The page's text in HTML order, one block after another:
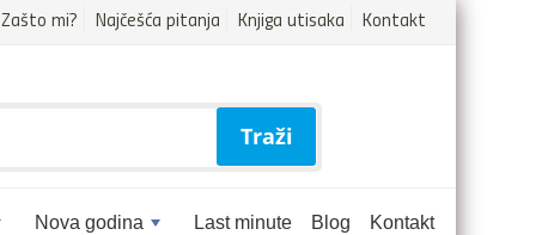
Zašto mi? Najčešća pitanja Knjiga utisaka Kontakt
Nova godina Last minute Blog Kontakt
Traži